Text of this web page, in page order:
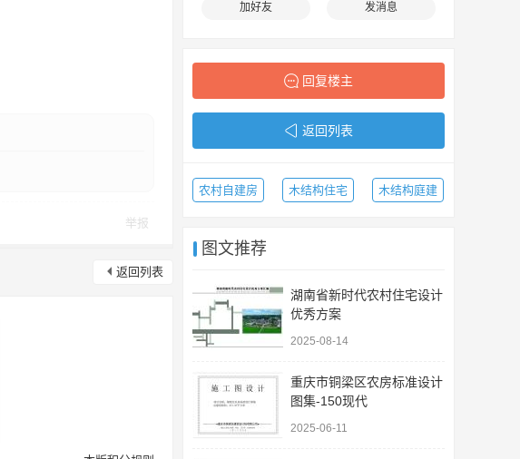
举报
返回列表
加好友 发消息
回复楼主
返回列表
农村自建房 木结构住宅 木结构庭建
图文推荐
湖南省新时代农村住宅设计
优秀方案
2025-08-14
重庆市铜梁区农房标准设计
图集-150现代
2025-06-11